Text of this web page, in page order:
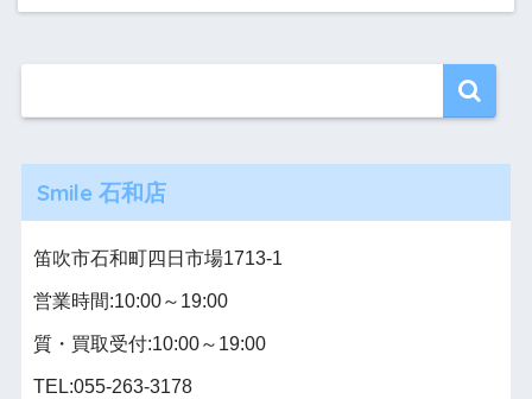
Smile 石和店
笛吹市石和町四日市場1713-1
営業時間:10:00～19:00
質・買取受付:10:00～19:00
TEL:055-263-3178